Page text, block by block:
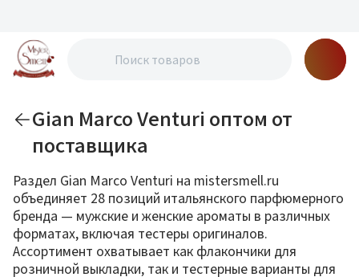
Gian Marco Venturi оптом от
поставщика
Раздел Gian Marco Venturi на mistersmell.ru
объединяет 28 позиций итальянского парфюмерного
бренда — мужские и женские ароматы в различных
форматах, включая тестеры оригиналов.
Ассортимент охватывает как флакончики для
розничной выкладки, так и тестерные варианты для